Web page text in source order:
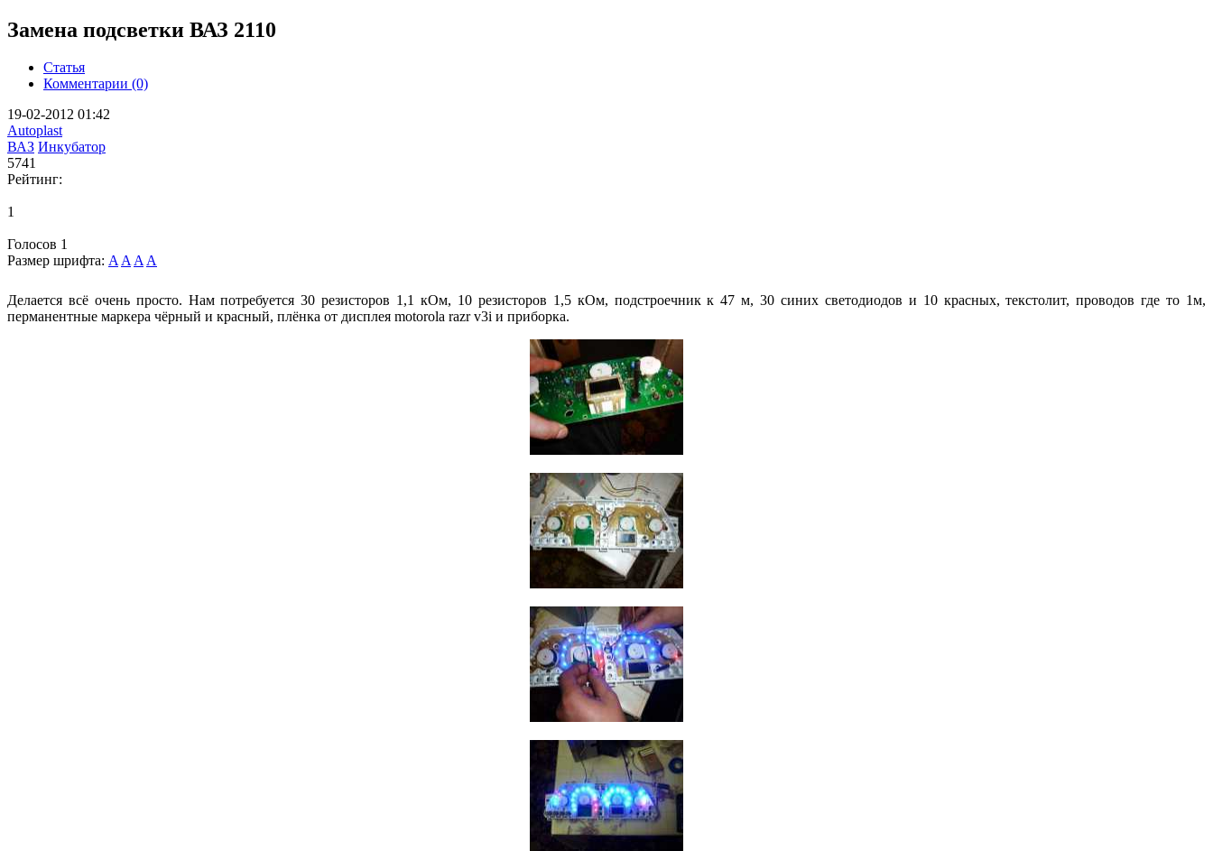
Замена подсветки ВАЗ 2110
Статья
Комментарии (0)
19-02-2012 01:42
Autoplast
ВАЗ Инкубатор
5741
Рейтинг:
1
Голосов 1
Размер шрифта: AAAA
Делается всё очень просто. Нам потребуется 30 резисторов 1,1 кОм, 10 резисторов 1,5 кОм, подстроечник к 47 м, 30 синих светодиодов и 10 красных, текстолит, проводов где то 1м,
перманентные маркера чёрный и красный, плёнка от дисплея motorola razr v3i и приборка.